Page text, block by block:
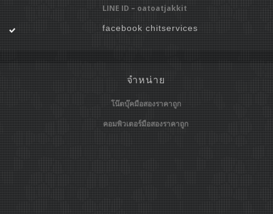
LINE ID – oatoatjakkit
facebook chitservices
จำหน่าย
โน๊ตบุ๊คมือสองราคาถูก
คอมพิวเตอร์มือสองราคาถูก